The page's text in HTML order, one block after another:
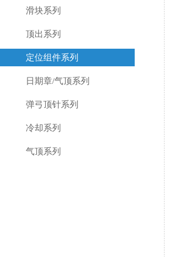
滑块系列
顶出系列
定位组件系列
日期章/气顶系列
弹弓顶针系列
冷却系列
气顶系列